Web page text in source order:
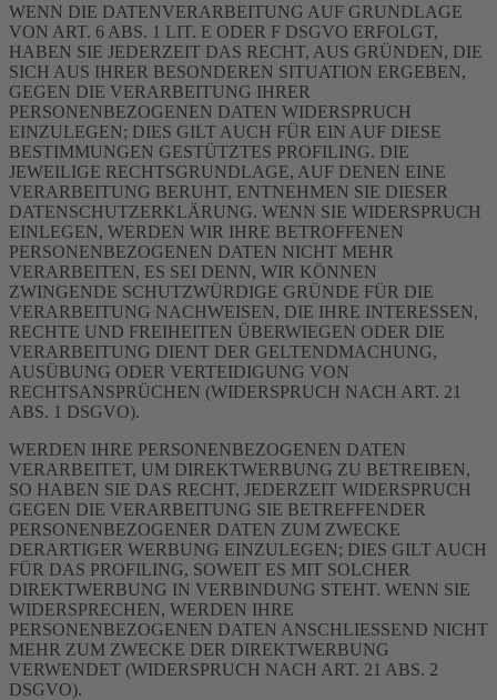
WENN DIE DATENVERARBEITUNG AUF GRUNDLAGE
VON ART. 6 ABS. 1 LIT. E ODER F DSGVO ERFOLGT,
HABEN SIE JEDERZEIT DAS RECHT, AUS GRÜNDEN, DIE
SICH AUS IHRER BESONDEREN SITUATION ERGEBEN,
GEGEN DIE VERARBEITUNG IHRER
PERSONENBEZOGENEN DATEN WIDERSPRUCH
EINZULEGEN; DIES GILT AUCH FÜR EIN AUF DIESE
BESTIMMUNGEN GESTÜTZTES PROFILING. DIE
JEWEILIGE RECHTSGRUNDLAGE, AUF DENEN EINE
VERARBEITUNG BERUHT, ENTNEHMEN SIE DIESER
DATENSCHUTZERKLÄRUNG. WENN SIE WIDERSPRUCH
EINLEGEN, WERDEN WIR IHRE BETROFFENEN
PERSONENBEZOGENEN DATEN NICHT MEHR
VERARBEITEN, ES SEI DENN, WIR KÖNNEN
ZWINGENDE SCHUTZWÜRDIGE GRÜNDE FÜR DIE
VERARBEITUNG NACHWEISEN, DIE IHRE INTERESSEN,
RECHTE UND FREIHEITEN ÜBERWIEGEN ODER DIE
VERARBEITUNG DIENT DER GELTENDMACHUNG,
AUSÜBUNG ODER VERTEIDIGUNG VON
RECHTSANSPRÜCHEN (WIDERSPRUCH NACH ART. 21
ABS. 1 DSGVO).
WERDEN IHRE PERSONENBEZOGENEN DATEN
VERARBEITET, UM DIREKTWERBUNG ZU BETREIBEN,
SO HABEN SIE DAS RECHT, JEDERZEIT WIDERSPRUCH
GEGEN DIE VERARBEITUNG SIE BETREFFENDER
PERSONENBEZOGENER DATEN ZUM ZWECKE
DERARTIGER WERBUNG EINZULEGEN; DIES GILT AUCH
FÜR DAS PROFILING, SOWEIT ES MIT SOLCHER
DIREKTWERBUNG IN VERBINDUNG STEHT. WENN SIE
WIDERSPRECHEN, WERDEN IHRE
PERSONENBEZOGENEN DATEN ANSCHLIESSEND NICHT
MEHR ZUM ZWECKE DER DIREKTWERBUNG
VERWENDET (WIDERSPRUCH NACH ART. 21 ABS. 2
DSGVO).